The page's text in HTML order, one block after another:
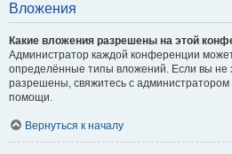
Вложения
Какие вложения разрешены на этой
Администратор каждой конференции
определённые типы вложений. Если вы не
разрешены, свяжитесь с
помощи.
Вернуться к началу